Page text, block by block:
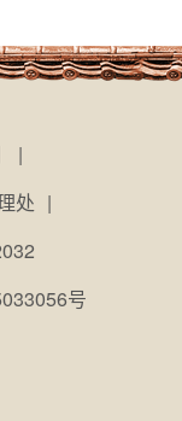
|
处 |
号